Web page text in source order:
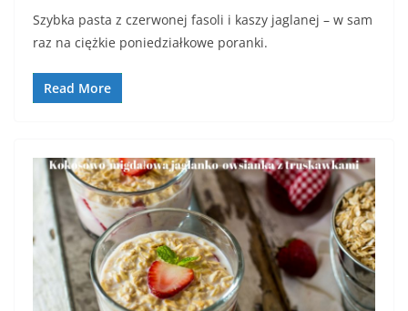
Szybka pasta z czerwonej fasoli i kaszy jaglanej – w sam
raz na ciężkie poniedziałkowe poranki.
Read More